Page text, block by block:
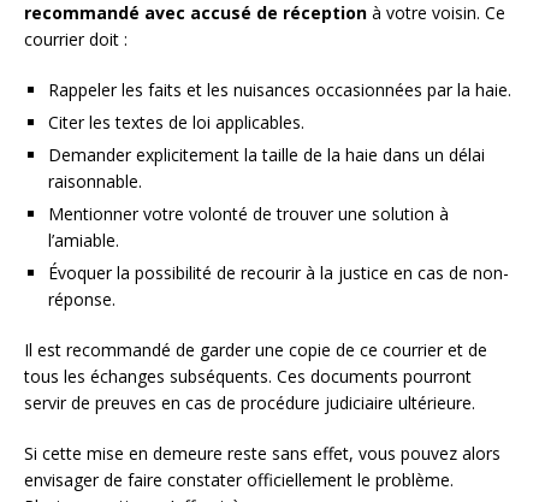
recommandé avec accusé de réception à votre voisin. Ce
courrier doit :
Rappeler les faits et les nuisances occasionnées par la haie.
Citer les textes de loi applicables.
Demander explicitement la taille de la haie dans un délai
raisonnable.
Mentionner votre volonté de trouver une solution à
l’amiable.
Évoquer la possibilité de recourir à la justice en cas de non-
réponse.
Il est recommandé de garder une copie de ce courrier et de
tous les échanges subséquents. Ces documents pourront
servir de preuves en cas de procédure judiciaire ultérieure.
Si cette mise en demeure reste sans effet, vous pouvez alors
envisager de faire constater officiellement le problème.